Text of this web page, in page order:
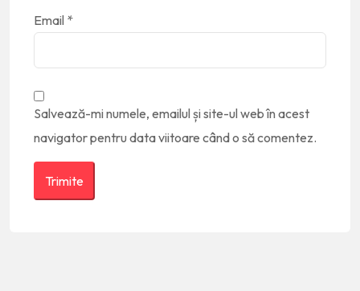
Email *
Salvează-mi numele, emailul și site-ul web în acest
navigator pentru data viitoare când o să comentez.